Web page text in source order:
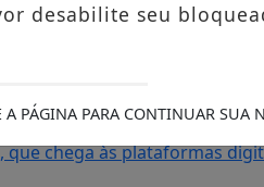
Na Resenha da DZR:
da Barra
Xanddy Harmonia
programação do Camarote
com modalidades de
que chega às plataformas
desabilite seu
PÁGINA PARA CONTINUAR SUA